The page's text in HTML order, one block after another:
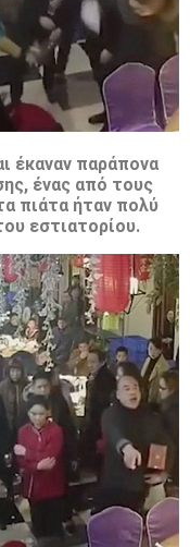
έκαναν παράπονα
ένας από τους
πιάτα ήταν πολύ
εστιατορίου.